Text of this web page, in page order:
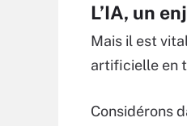
L’IA, un
Mais il est
artificielle en
Considérons